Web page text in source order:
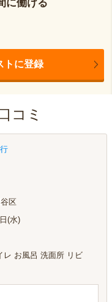
に働ける
トに登録
コミ
区
(水)
レ お風呂 洗面所 リビ